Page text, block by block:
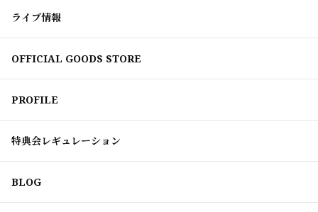
ライブ情報
OFFICIAL GOODS STORE
PROFILE
特典会レギュレーション
BLOG